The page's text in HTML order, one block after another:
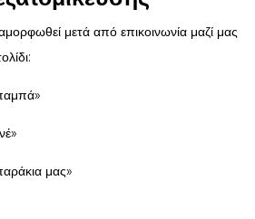
μετά από επικοινωνία μαζί μας
μας»